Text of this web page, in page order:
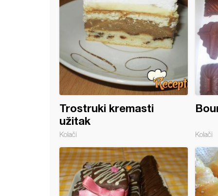
Trostruki kremasti
užitak
Kolači Kolači